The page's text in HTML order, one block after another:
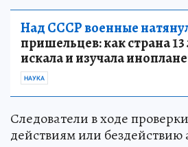
Над СССР военные
пришельцев: как страна 13
искала и изучала
НАУКА
Следователи в ходе
действиям или